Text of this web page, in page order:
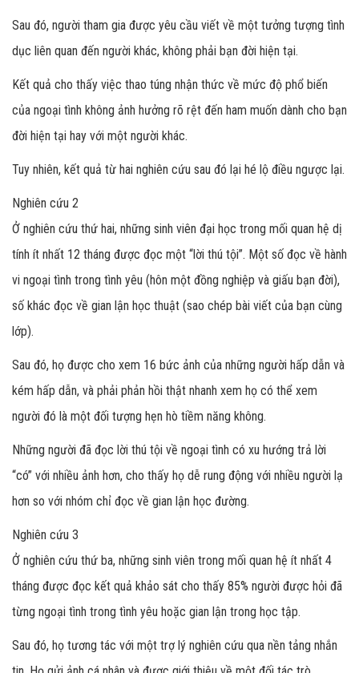
Sau đó, người tham gia được yêu cầu viết về một tưởng tượng tình
dục liên quan đến người khác, không phải bạn đời hiện tại.
Kết quả cho thấy việc thao túng nhận thức về mức độ phổ biến
của ngoại tình không ảnh hưởng rõ rệt đến ham muốn dành cho bạn
đời hiện tại hay với một người khác.
Tuy nhiên, kết quả từ hai nghiên cứu sau đó lại hé lộ điều ngược lại.
Nghiên cứu 2
Ở nghiên cứu thứ hai, những sinh viên đại học trong mối quan hệ dị
tính ít nhất 12 tháng được đọc một “lời thú tội”. Một số đọc về hành
vi ngoại tình trong tình yêu (hôn một đồng nghiệp và giấu bạn đời),
số khác đọc về gian lận học thuật (sao chép bài viết của bạn cùng
lớp).
Sau đó, họ được cho xem 16 bức ảnh của những người hấp dẫn và
kém hấp dẫn, và phải phản hồi thật nhanh xem họ có thể xem
người đó là một đối tượng hẹn hò tiềm năng không.
Những người đã đọc lời thú tội về ngoại tình có xu hướng trả lời
“có” với nhiều ảnh hơn, cho thấy họ dễ rung động với nhiều người lạ
hơn so với nhóm chỉ đọc về gian lận học đường.
Nghiên cứu 3
Ở nghiên cứu thứ ba, những sinh viên trong mối quan hệ ít nhất 4
tháng được đọc kết quả khảo sát cho thấy 85% người được hỏi đã
từng ngoại tình trong tình yêu hoặc gian lận trong học tập.
Sau đó, họ tương tác với một trợ lý nghiên cứu qua nền tảng nhắn